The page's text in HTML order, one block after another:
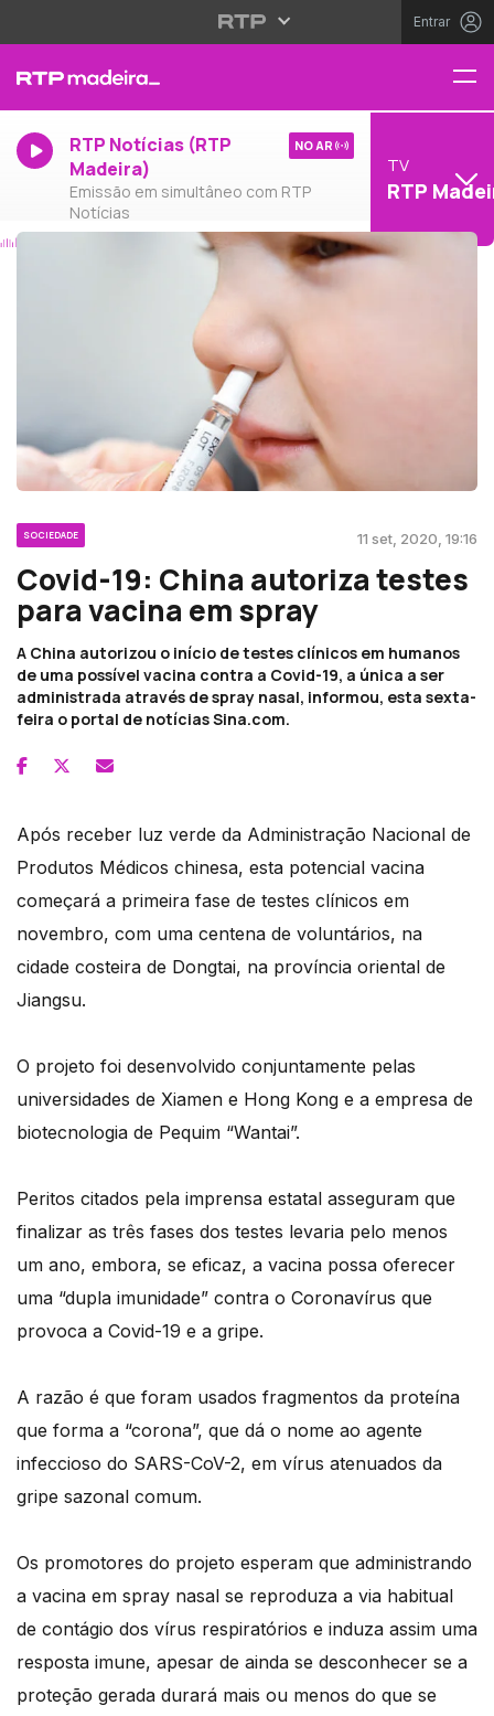
Entrar
RTP Notícias (RTP
Madeira)
Emissão em simultâneo com RTP
Notícias
NO AR
TV
RTP
SOCIEDADE 11 set, 2020, 19:16
Covid-19: China autoriza testes
para vacina em spray
A China autorizou o início de testes clínicos em humanos
de uma possível vacina contra a Covid-19, a única a ser
administrada através de spray nasal, informou, esta sexta-
feira o portal de notícias Sina.com.
Após receber luz verde da Administração Nacional de
Produtos Médicos chinesa, esta potencial vacina
começará a primeira fase de testes clínicos em
novembro, com uma centena de voluntários, na
cidade costeira de Dongtai, na província oriental de
Jiangsu.
O projeto foi desenvolvido conjuntamente pelas
universidades de Xiamen e Hong Kong e a empresa de
biotecnologia de Pequim “Wantai”.
Peritos citados pela imprensa estatal asseguram que
finalizar as três fases dos testes levaria pelo menos
um ano, embora, se eficaz, a vacina possa oferecer
uma “dupla imunidade” contra o Coronavírus que
provoca a Covid-19 e a gripe.
A razão é que foram usados fragmentos da proteína
que forma a “corona”, que dá o nome ao agente
infeccioso do SARS-CoV-2, em vírus atenuados da
gripe sazonal comum.
Os promotores do projeto esperam que administrando
a vacina em spray nasal se reproduza a via habitual
de contágio dos vírus respiratórios e induza assim uma
resposta imune, apesar de ainda se desconhecer se a
proteção gerada durará mais ou menos do que se